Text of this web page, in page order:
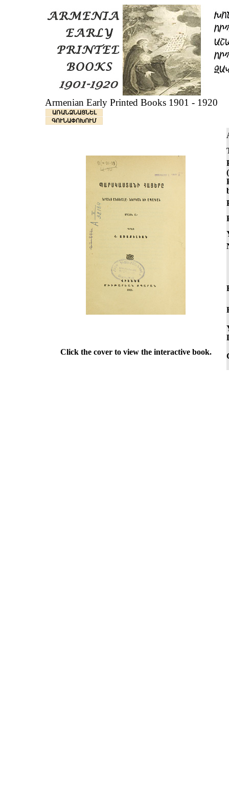
Armenian Early Printed Books 1901 - 1920
ԱՌԱՆՁՆԱՑՆԵԼ
ԳՈՒՆԱՓՈԽՈՒՄ
Click the cover to view the interactive book.